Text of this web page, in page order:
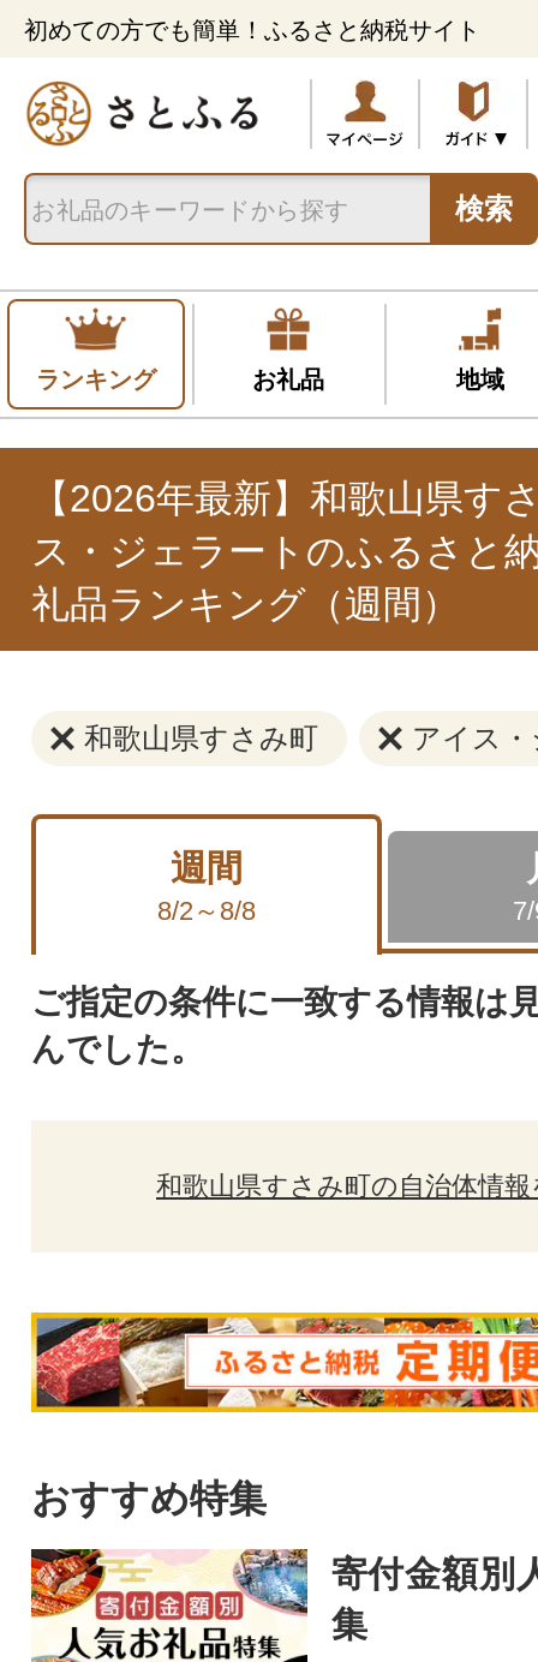
初めての方でも簡単！ふるさと納税サイト
検索
ランキング お礼品 地域
【2026年最新】和歌山県す
ス・ジェラートのふるさと
礼品ランキング（週間）
和歌山県すさみ町 アイス
週間
8/2～8/8
ご指定の条件に一致する情報は
んでした。
和歌山県すさみ町の自治体情
おすすめ特集
寄付金額別
集